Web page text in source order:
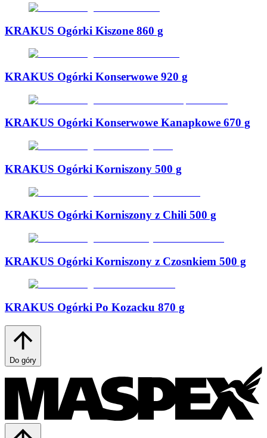
KRAKUS Ogórki Kiszone 860 g
KRAKUS Ogórki Konserwowe 920 g
KRAKUS Ogórki Konserwowe Kanapkowe 670 g
KRAKUS Ogórki Korniszony 500 g
KRAKUS Ogórki Korniszony z Chili 500 g
KRAKUS Ogórki Korniszony z Czosnkiem 500 g
KRAKUS Ogórki Po Kozacku 870 g
Do góry